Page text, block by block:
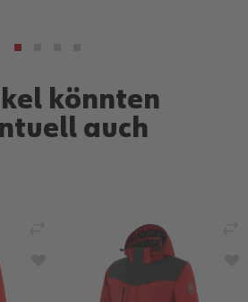
könnten
auch